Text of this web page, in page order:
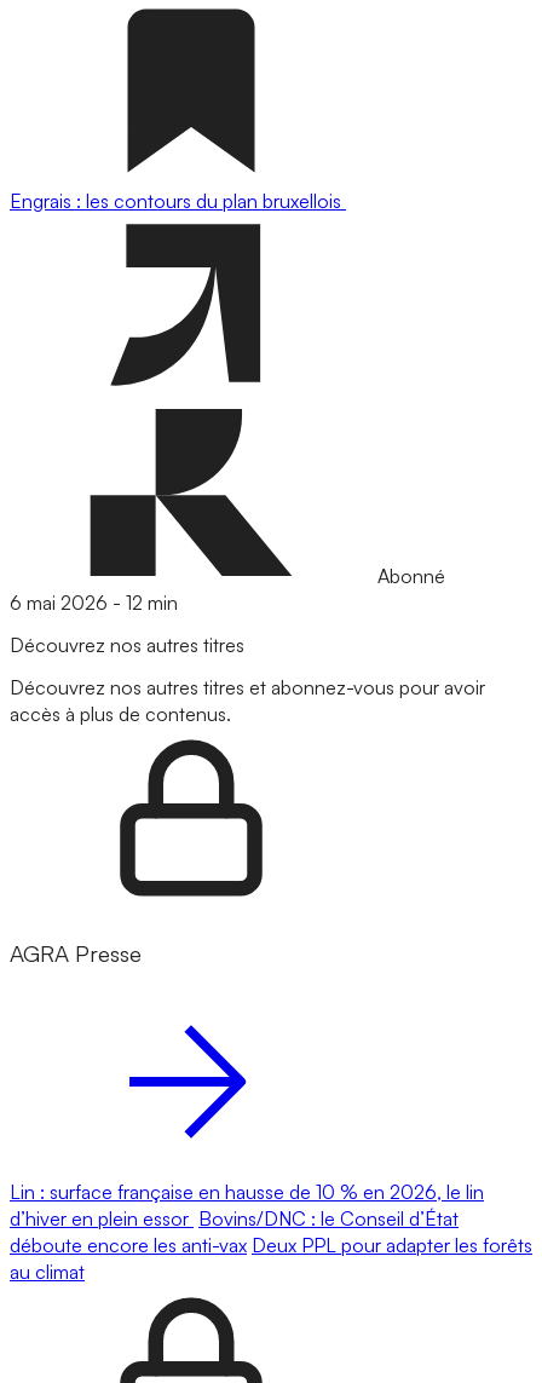
Engrais : les contours du plan bruxellois
Abonné
6 mai 2026 - 12 min
Découvrez nos autres titres
Découvrez nos autres titres et abonnez-vous pour avoir
accès à plus de contenus.
AGRA Presse
Lin : surface française en hausse de 10 % en 2026, le lin
d’hiver en plein essor Bovins/DNC : le Conseil d’État
déboute encore les anti-vax Deux PPL pour adapter les forêts
au climat